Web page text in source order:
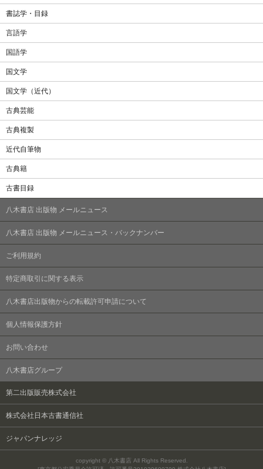
書誌学・目録
言語学
国語学
国文学
国文学（近代）
古典芸能
古典複製
近代自筆物
古典籍
古書目録
八木書店 出版物 メールニュース
八木書店 出版物 メールニュース・バックナンバー
ご利用規約
特定商取引に関する表示
八木書店出版物からの転載許可申請について
個人情報保護方針
お問い合わせ
八木書店グループ
copyright © 八木書店 All Rights Reserved.
第二出版販売株式会社
株式会社日本古書通信社
ジャパンナレッジ